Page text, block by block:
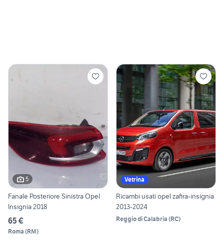
5
Fanale Posteriore Sinistra Opel
Insignia 2018
65 €
Roma (RM)
Vetrina
Ricambi usati opel zafira-insignia
2013-2024
Reggio di Calabria (RC)